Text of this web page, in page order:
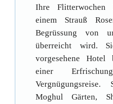
Ihre
einem Strauß
Begrüssung von
überreicht wird.
vorgesehene
einer
Moghul Gärten,